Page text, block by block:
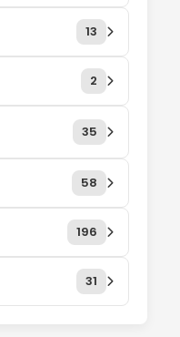
13
2
35
58
196
31